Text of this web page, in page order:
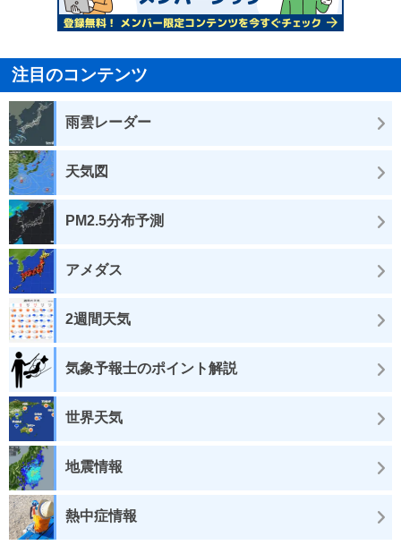
注目のコンテンツ
雨雲レーダー
天気図
PM2.5分布予測
アメダス
2週間天気
気象予報士のポイント解説
世界天気
地震情報
熱中症情報